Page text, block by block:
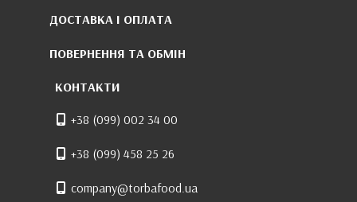
ДОСТАВКА І ОПЛАТА
ПОВЕРНЕННЯ ТА ОБМІН
КОНТАКТИ
+38 (099) 002 34 00
+38 (099) 458 25 26
company@torbafood.ua